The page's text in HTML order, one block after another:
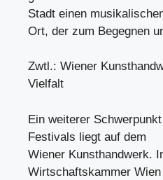
Stadt einen
Ort, der zum Begegnen
Zwtl.: Wiener
Vielfalt
Ein weiterer
Festivals liegt auf dem
Wiener Kunsthandwerk.
Wirtschaftskammer Wien